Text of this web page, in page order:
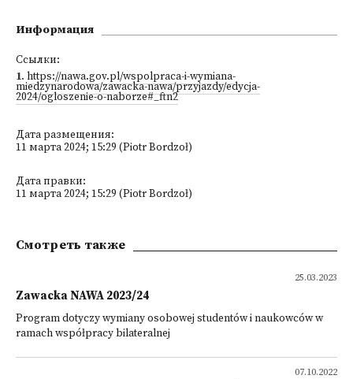
Информация
Ссылки:
1. https://nawa.gov.pl/wspolpraca-i-wymiana-
miedzynarodowa/zawacka-nawa/przyjazdy/edycja-
2024/ogloszenie-o-naborze#_ftn2
Дата размещения:
11 марта 2024; 15:29 (Piotr Bordzoł)
Дата правки:
11 марта 2024; 15:29 (Piotr Bordzoł)
Смотреть также
25.03.2023
Zawacka NAWA 2023/24
Program dotyczy wymiany osobowej studentów i naukowców w
ramach współpracy bilateralnej
07.10.2022